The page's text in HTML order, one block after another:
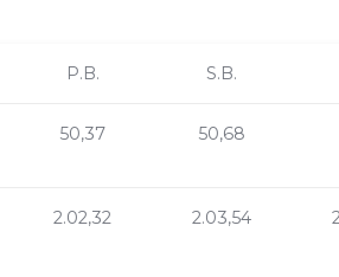
P.B. S.B.
50,37 50,68
2.02,32 2.03,54